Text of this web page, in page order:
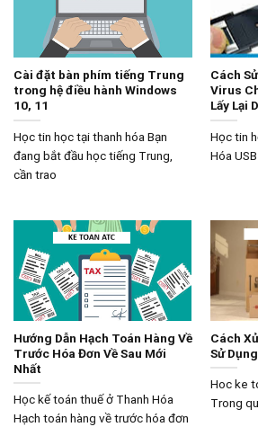
Cài đặt bàn phím tiếng Trung
trong hệ điều hành Windows
10, 11
Học tin học tại thanh hóa Bạn
đang bắt đầu học tiếng Trung,
cần trao
Cách
Virus
Lấy Lại
Học tin
Hóa
Hướng Dẫn Hạch Toán Hàng Về
Trước Hóa Đơn Về Sau Mới
Nhất
Học kế toán thuế ở Thanh Hóa
Hạch toán hàng về trước hóa đơn
Cách
Sử
Hoc ke
Trong